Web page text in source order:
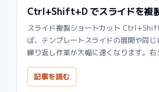
Ctrl+Shift+D でスライドを複
スライド複製ショートカット
ば、テンプレートスライドの展開や同じ
繰り返し作業が大幅に速くなります。右
ューとの違いも解説します。
記事を読む